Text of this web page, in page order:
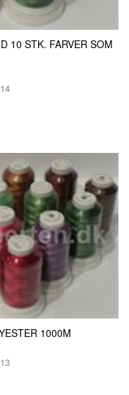
10 STK. FARVER SOM
1000M